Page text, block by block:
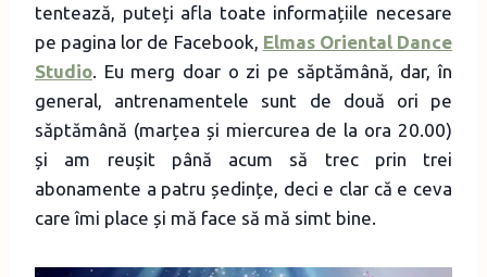
tentează, puteți afla toate informațiile necesare
pe pagina lor de Facebook, Elmas Oriental Dance
Studio. Eu merg doar o zi pe săptămână, dar, în
general, antrenamentele sunt de două ori pe
săptămână (marțea și miercurea de la ora 20.00)
și am reușit până acum să trec prin trei
abonamente a patru ședințe, deci e clar că e ceva
care îmi place și mă face să mă simt bine.